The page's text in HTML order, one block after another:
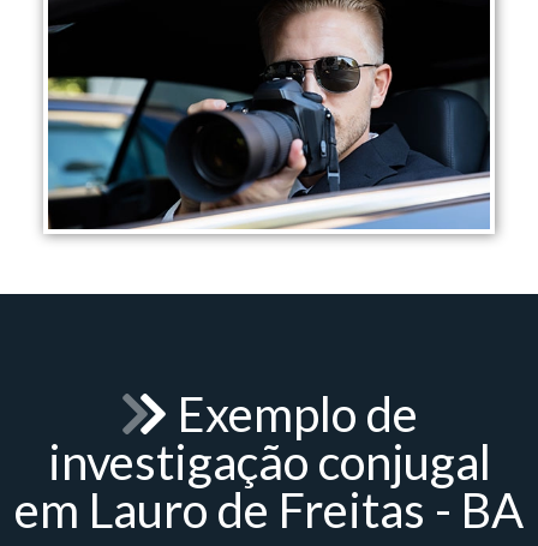
Exemplo de
investigação conjugal
em Lauro de Freitas - BA